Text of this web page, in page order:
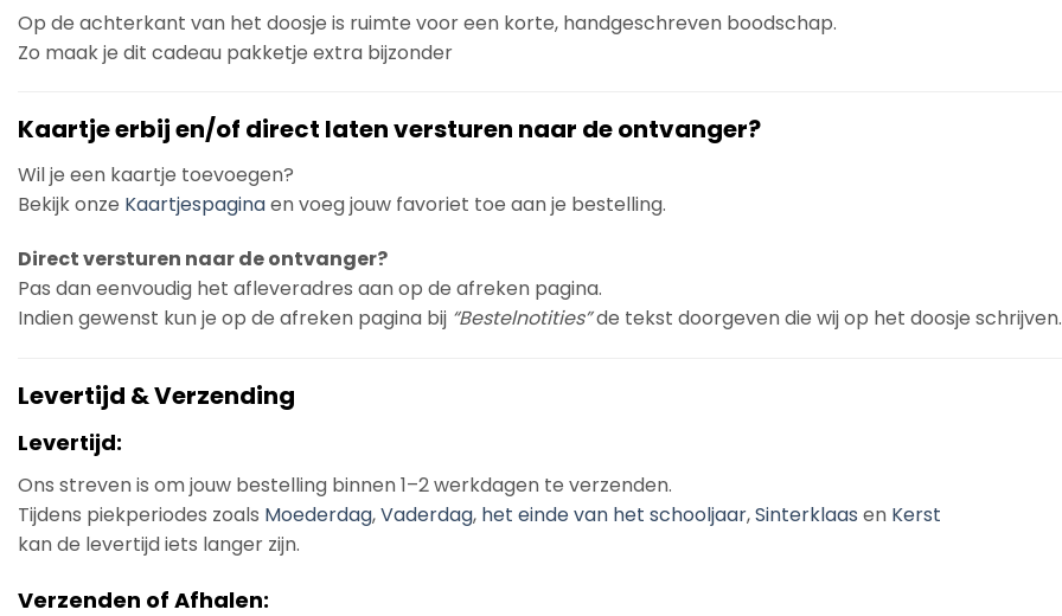
Op de achterkant van het doosje is ruimte voor een korte, handgeschreven boodschap.
Zo maak je dit cadeau pakketje extra bijzonder
Kaartje erbij en/of direct laten versturen naar de ontvanger?
Wil je een kaartje toevoegen?
Bekijk onze Kaartjespaginaen voeg jouw favoriet toe aan je bestelling.
Direct versturen naar de ontvanger?
Pas dan eenvoudig het afleveradres aan op de afreken pagina.
Indien gewenst kun je op de afreken pagina bij “Bestelnotities”de tekst doorgeven die wij op het doosje schrijven.
Levertijd & Verzending
Levertijd:
Ons streven is om jouw bestelling binnen 1–2 werkdagen te verzenden.
Tijdens piekperiodes zoals Moederdag,Vaderdag, het einde van het schooljaar,Sinterklaas en Kerst
kan de levertijd iets langer zijn.
Verzenden of Afhalen: